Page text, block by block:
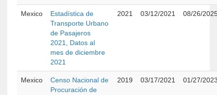
Mexico
Estadística de
Transporte Urbano
de Pasajeros
2021, Datos al
mes de diciembre
2021
2021 03/12/2021 08/26/
Mexico
Censo Nacional de
Procuración de
2019 03/17/2021 01/27/